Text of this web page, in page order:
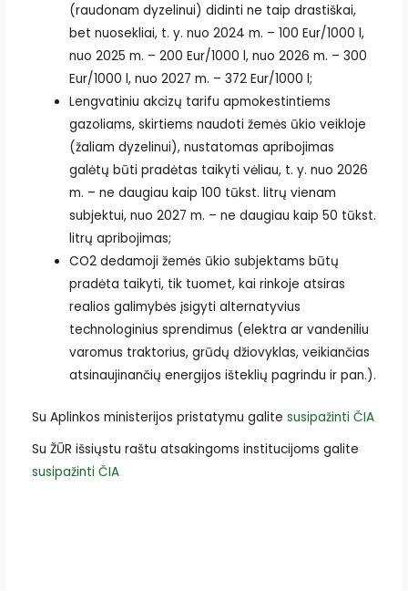
(raudonam dyzelinui) didinti ne taip drastiškai,
bet nuosekliai, t. y. nuo 2024 m. – 100 Eur/1000 l,
nuo 2025 m. – 200 Eur/1000 l, nuo 2026 m. – 300
Eur/1000 l, nuo 2027 m. – 372 Eur/1000 l;
Lengvatiniu akcizų tarifu apmokestintiems
gazoliams, skirtiems naudoti žemės ūkio veikloje
(žaliam dyzelinui), nustatomas apribojimas
galėtų būti pradėtas taikyti vėliau, t. y. nuo 2026
m. – ne daugiau kaip 100 tūkst. litrų vienam
subjektui, nuo 2027 m. – ne daugiau kaip 50 tūkst.
litrų apribojimas;
CO2 dedamoji žemės ūkio subjektams būtų
pradėta taikyti, tik tuomet, kai rinkoje atsiras
realios galimybės įsigyti alternatyvius
technologinius sprendimus (elektra ar vandeniliu
varomus traktorius, grūdų džiovyklas, veikiančias
atsinaujinančių energijos išteklių pagrindu ir pan.).
Su Aplinkos ministerijos pristatymu galite susipažinti ČIA
Su ŽŪR išsiųstu raštu atsakingoms institucijoms galite
susipažinti ČIA